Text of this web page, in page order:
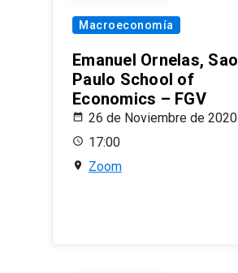
Macroeconomía
Emanuel Ornelas, Sao
Paulo School of
Economics – FGV
26 de Noviembre de 2020
17:00
Zoom